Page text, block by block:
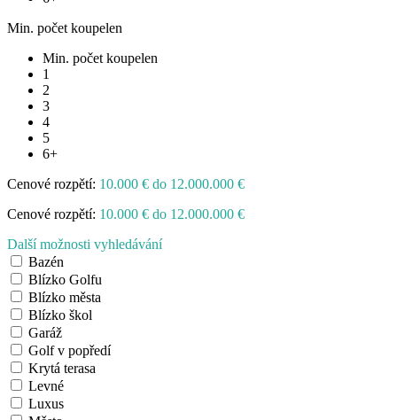
Min. počet koupelen
Min. počet koupelen
1
2
3
4
5
6+
Cenové rozpětí: 10.000 € do 12.000.000 €
Cenové rozpětí: 10.000 € do 12.000.000 €
Další možnosti vyhledávání
Bazén
Blízko Golfu
Blízko města
Blízko škol
Garáž
Golf v popředí
Krytá terasa
Levné
Luxus